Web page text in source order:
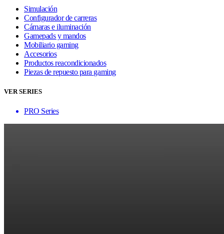
Simulación
Configurador de carreras
Cámaras e iluminación
Gamepads y mandos
Mobiliario gaming
Accesorios
Productos reacondicionados
Piezas de repuesto para gaming
VER SERIES
PRO Series